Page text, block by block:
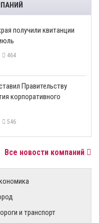
получили квитанции
464
Правительству
корпоративного
546
Все новости компаний
и транспорт